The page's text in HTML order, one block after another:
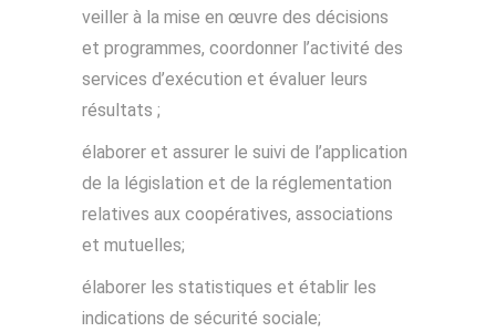
veiller à la mise en œuvre des décisions
et programmes, coordonner l’activité des
services d’exécution et évaluer leurs
résultats ;
élaborer et assurer le suivi de l’application
de la législation et de la réglementation
relatives aux coopératives, associations
et mutuelles;
élaborer les statistiques et établir les
indications de sécurité sociale;